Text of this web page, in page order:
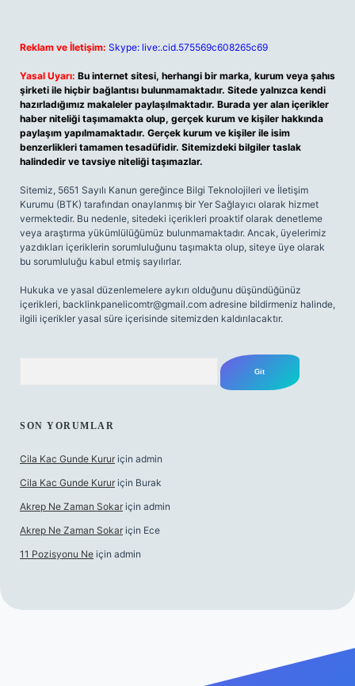
Reklam ve İletişim: Skype: live:.cid.575569c608265c69
Yasal Uyarı: Bu internet sitesi, herhangi bir marka, kurum veya şahıs
şirketi ile hiçbir bağlantısı bulunmamaktadır. Sitede yalnızca kendi
hazırladığımız makaleler paylaşılmaktadır. Burada yer alan içerikler
haber niteliği taşımamakta olup, gerçek kurum ve kişiler hakkında
paylaşım yapılmamaktadır. Gerçek kurum ve kişiler ile isim
benzerlikleri tamamen tesadüfidir. Sitemizdeki bilgiler taslak
halindedir ve tavsiye niteliği taşımazlar.
Sitemiz, 5651 Sayılı Kanun gereğince Bilgi Teknolojileri ve İletişim
Kurumu (BTK) tarafından onaylanmış bir Yer Sağlayıcı olarak hizmet
vermektedir. Bu nedenle, sitedeki içerikleri proaktif olarak denetleme
veya araştırma yükümlülüğümüz bulunmamaktadır. Ancak, üyelerimiz
yazdıkları içeriklerin sorumluluğunu taşımakta olup, siteye üye olarak
bu sorumluluğu kabul etmiş sayılırlar.
Hukuka ve yasal düzenlemelere aykırı olduğunu düşündüğünüz
içerikleri, backlinkpanelicomtr@gmail.com adresine bildirmeniz halinde,
ilgili içerikler yasal süre içerisinde sitemizden kaldırılacaktır.
SON YORUMLAR
Cila Kac Gunde Kurur için admin
Cila Kac Gunde Kurur için Burak
Akrep Ne Zaman Sokar için admin
Akrep Ne Zaman Sokar için Ece
11 Pozisyonu Ne için admin